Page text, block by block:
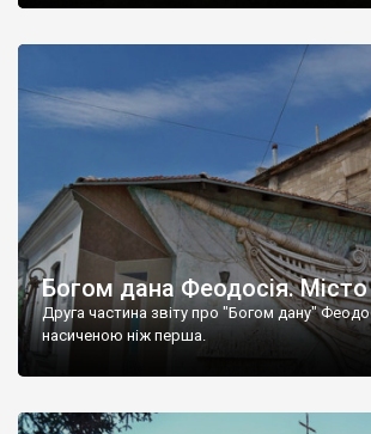
Богом дана Феодосія.
Друга частина звіту про "Богом дану"
насиченою ніж перша.